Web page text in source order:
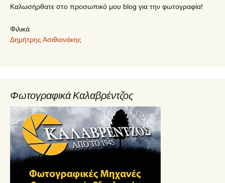
Καλωσήρθατε στο προσωπικό μου blog για την φωτογραφία!
Φιλικά
Δημήτρης Ασιθιανάκης
Φωτογραφικά Καλαβρέντζος